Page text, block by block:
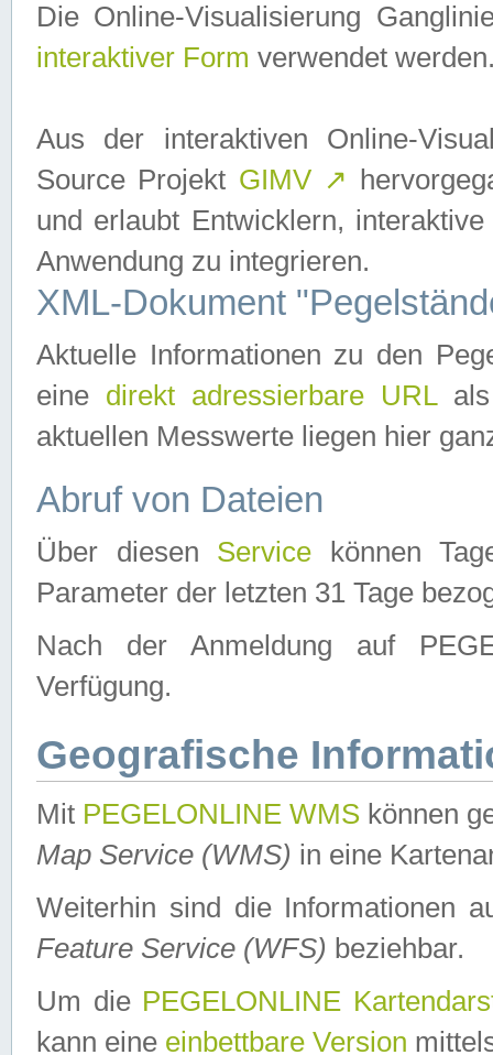
Die Online-Visualisierung
interaktiver Form verwendet
Aus der interaktiven Online-
Source Projekt GIMV ↗
und erlaubt Entwicklern,
Anwendung zu integrieren.
XML-Dokument
Aktuelle Informationen zu den
eine direkt adressierbare URLals
aktuellen Messwerte liegen hier
Abruf von Dateien
Über diesen Service können
Parameter der letzten 31 Tage
Nach der Anmeldung auf
Verfügung.
Geografische
Mit PEGELONLINE WMS können
Map Service (WMS) in eine
Weiterhin sind die Informationen
Feature Service (WFS) beziehbar.
Um die PEGELONLINE
kann eine einbettbare Version